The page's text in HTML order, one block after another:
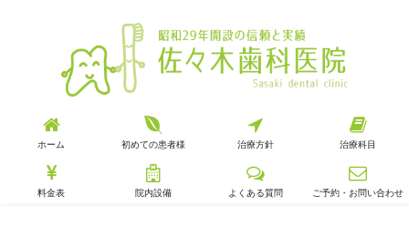
ホーム 初めての患者様 治療方針 治療科目
料金表 院内設備 よくある質問 ご予約・お問い合わせ